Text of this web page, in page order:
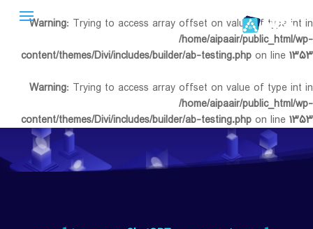
Warning: Trying to access array offset on value of type int in
/home/aipaair/public_html/wp-
content/themes/Divi/includes/builder/ab-testing.php on line ۱۳۵۳
Warning: Trying to access array offset on value of type int in
/home/aipaair/public_html/wp-
content/themes/Divi/includes/builder/ab-testing.php on line ۱۳۵۳